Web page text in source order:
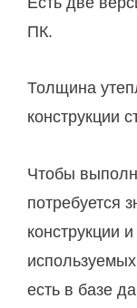
ПК.
Толщина
конструкции
Чтобы
потребуется
конструкции
есть в базе